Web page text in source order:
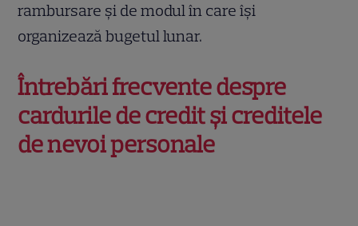
rambursare și de modul în care își
organizează bugetul lunar.
Întrebări frecvente despre
cardurile de credit și creditele
de nevoi personale